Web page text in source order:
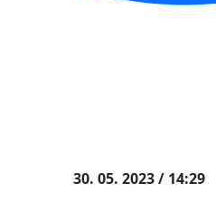
30. 05. 2023 / 14:29